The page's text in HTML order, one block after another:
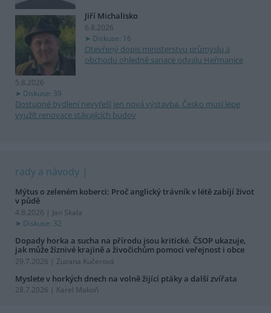
Jiří Michalisko
6.8.2026
Diskuse: 16
Otevřený dopis ministerstvu průmyslu a
obchodu ohledně sanace odvalu Heřmanice
5.8.2026
Diskuse: 39
Dostupné bydlení nevyřeší jen nová výstavba. Česko musí lépe
využít renovace stávajících budov
rady a návody
Mýtus o zeleném koberci: Proč anglický trávník v létě zabíjí život
v půdě
4.8.2026 | Jan Skala
Diskuse: 32
Dopady horka a sucha na přírodu jsou kritické. ČSOP ukazuje,
jak může žíznivé krajině a živočichům pomoci veřejnost i obce
29.7.2026 | Zuzana Kučerová
Myslete v horkých dnech na volně žijící ptáky a další zvířata
28.7.2026 | Karel Makoň